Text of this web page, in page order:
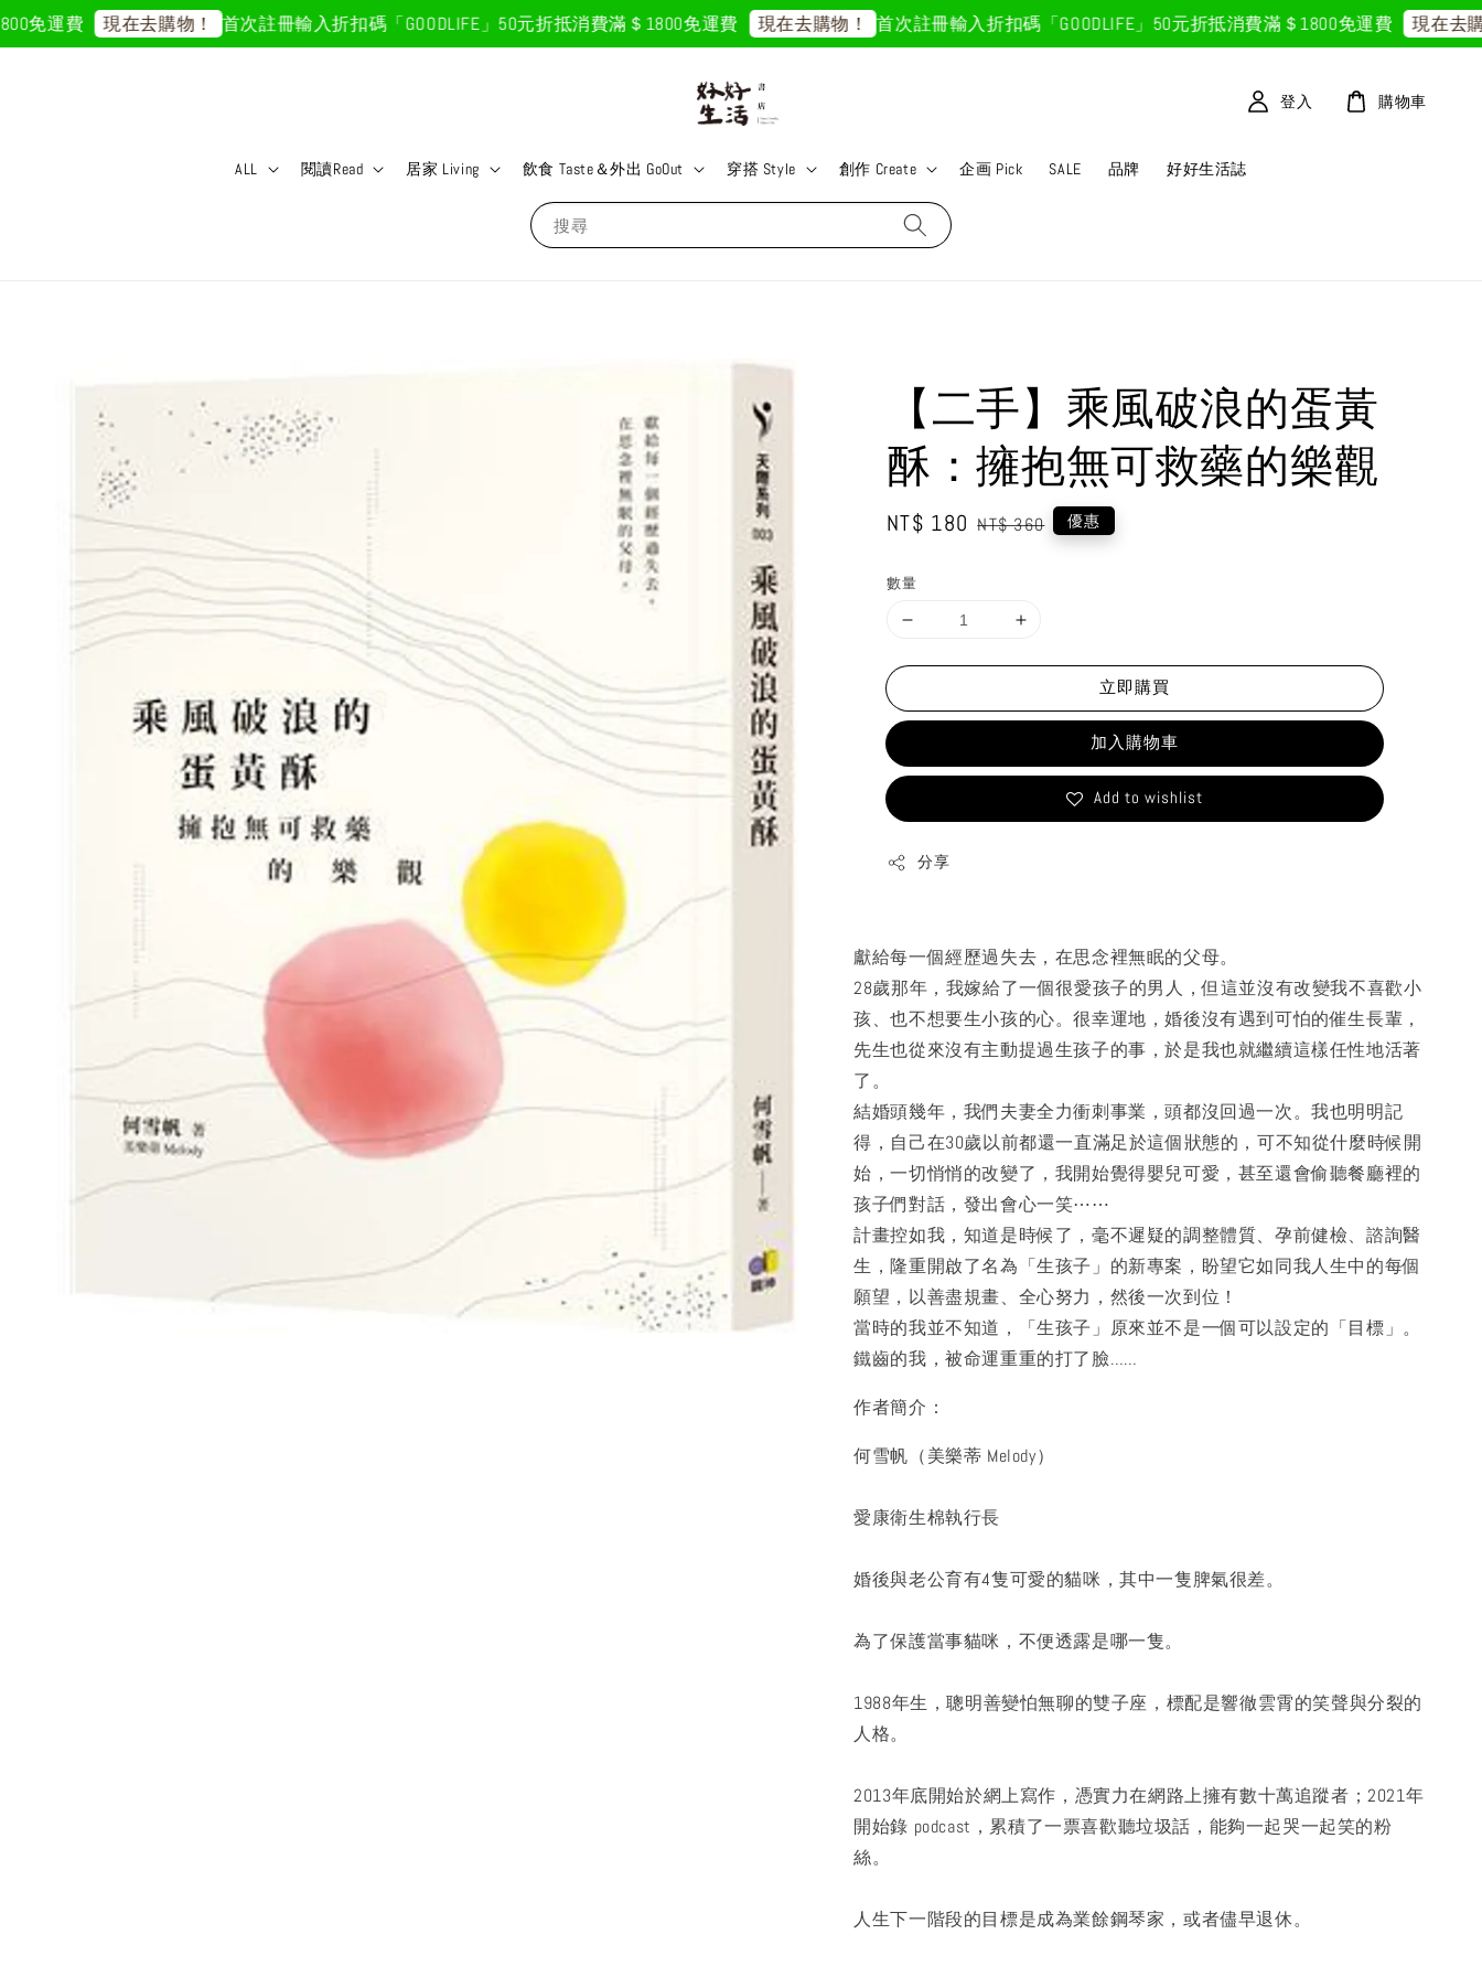
運費 現在去購物！ 首次註冊輸入折扣碼「GOODLIFE」50元折抵消費滿＄1800免運費 現在去購物！ 首次註冊輸入折扣碼「GOODLIFE」50元折抵消費滿＄1800免運費 現在去購物
搜尋
ALL 閱讀Read 居家 Living 飲食 Taste＆外出 GoOut 穿搭 Style 創作 Create 企画 Pick SALE 品牌 好好生活誌
登入 購物車
【二手】乘風破浪的蛋黃
酥：擁抱無可救藥的樂觀
Sale
NT$ 180 Regular
NT$ 360 優惠
數量
立即購買
加入購物車
Add to wishlist
分享
獻給每一個經歷過失去，在思念裡無眠的父母。
28歲那年，我嫁給了一個很愛孩子的男人，但這並沒有改變我不喜歡小
孩、也不想要生小孩的心。很幸運地，婚後沒有遇到可怕的催生長輩，
先生也從來沒有主動提過生孩子的事，於是我也就繼續這樣任性地活著
了。
結婚頭幾年，我們夫妻全力衝刺事業，頭都沒回過一次。我也明明記
得，自己在30歲以前都還一直滿足於這個狀態的，可不知從什麼時候開
始，一切悄悄的改變了，我開始覺得嬰兒可愛，甚至還會偷聽餐廳裡的
孩子們對話，發出會心一笑⋯⋯
計畫控如我，知道是時候了，毫不遲疑的調整體質、孕前健檢、諮詢醫
生，隆重開啟了名為「生孩子」的新專案，盼望它如同我人生中的每個
願望，以善盡規畫、全心努力，然後一次到位！
當時的我並不知道，「生孩子」原來並不是一個可以設定的「目標」。
鐵齒的我，被命運重重的打了臉……
作者簡介：
何雪帆（美樂蒂 Melody）
愛康衛生棉執行長
婚後與老公育有4隻可愛的貓咪，其中一隻脾氣很差。
為了保護當事貓咪，不便透露是哪一隻。
1988年生，聰明善變怕無聊的雙子座，標配是響徹雲霄的笑聲與分裂的
人格。
2013年底開始於網上寫作，憑實力在網路上擁有數十萬追蹤者；2021年
開始錄 podcast，累積了一票喜歡聽垃圾話，能夠一起哭一起笑的粉
絲。
人生下一階段的目標是成為業餘鋼琴家，或者儘早退休。